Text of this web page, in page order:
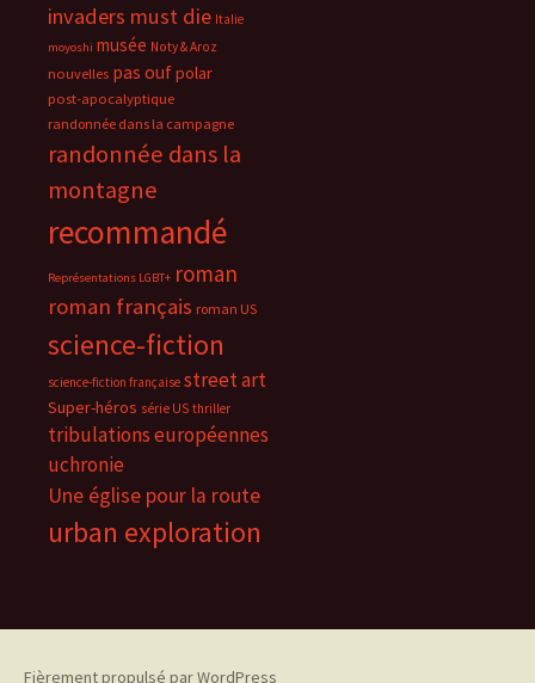
invaders must die Italie
moyoshi musée Noty & Aroz
nouvelles pas oufpolar
post-apocalyptique
randonnée dans la campagne
randonnée dans la
montagne
recommandé
Représentations LGBT+ roman
roman français roman US
science-fiction
science-fiction française street art
Super-héros série US thriller
tribulations européennes
uchronie
Une église pour la route
urban exploration
Fièrement propulsé par WordPress